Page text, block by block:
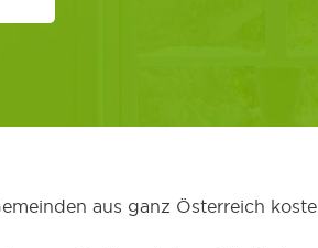
aus ganz Österreich